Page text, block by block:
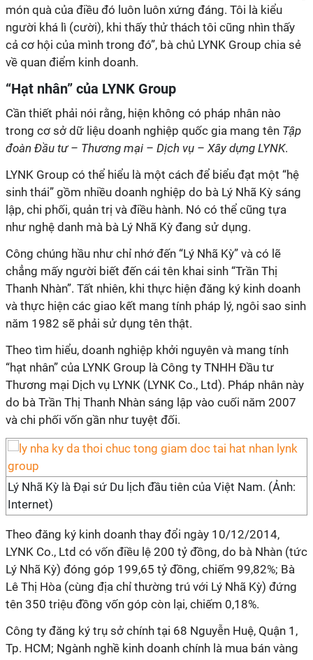
món quà của điều đó luôn luôn xứng đáng. Tôi là kiểu
người khá lì (cười), khi thấy thử thách tôi cũng nhìn thấy
cả cơ hội của mình trong đó”, bà chủ LYNK Group chia sẻ
về quan điểm kinh doanh.
“Hạt nhân” của LYNK Group
Cần thiết phải nói rằng, hiện không có pháp nhân nào
trong cơ sở dữ liệu doanh nghiệp quốc gia mang tên Tập
đoàn Đầu tư – Thương mại – Dịch vụ – Xây dựng LYNK.
LYNK Group có thể hiểu là một cách để biểu đạt một “hệ
sinh thái” gồm nhiều doanh nghiệp do bà Lý Nhã Kỳ sáng
lập, chi phối, quản trị và điều hành. Nó có thể cũng tựa
như nghệ danh mà bà Lý Nhã Kỳ đang sử dụng.
Công chúng hầu như chỉ nhớ đến “Lý Nhã Kỳ” và có lẽ
chẳng mấy người biết đến cái tên khai sinh “Trần Thị
Thanh Nhàn”. Tất nhiên, khi thực hiện đăng ký kinh doanh
và thực hiện các giao kết mang tính pháp lý, ngôi sao sinh
năm 1982 sẽ phải sử dụng tên thật.
Theo tìm hiểu, doanh nghiệp khởi nguyên và mang tính
“hạt nhân” của LYNK Group là Công ty TNHH Đầu tư
Thương mại Dịch vụ LYNK (LYNK Co., Ltd). Pháp nhân này
do bà Trần Thị Thanh Nhàn sáng lập vào cuối năm 2007
và chi phối vốn gần như tuyệt đối.
Lý Nhã Kỳ là Đại sứ Du lịch đầu tiên của Việt Nam. (Ảnh:
Internet)
Theo đăng ký kinh doanh thay đổi ngày 10/12/2014,
LYNK Co., Ltd có vốn điều lệ 200 tỷ đồng, do bà Nhàn (tức
Lý Nhã Kỳ) đóng góp 199,65 tỷ đồng, chiếm 99,82%; Bà
Lê Thị Hòa (cùng địa chỉ thường trú với Lý Nhã Kỳ) đứng
tên 350 triệu đồng vốn góp còn lại, chiếm 0,18%.
Công ty đăng ký trụ sở chính tại 68 Nguyễn Huệ, Quận 1,
Tp. HCM; Ngành nghề kinh doanh chính là mua bán vàng